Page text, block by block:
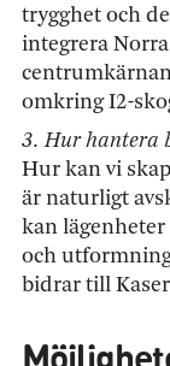
trygghet och
integrera
omkring I2-
3. Hur hantera
Hur kan vi
är naturligt
kan
och
bidrar till